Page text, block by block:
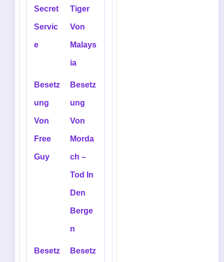
Secret
Servic
e
Tiger
Von
Malays
ia
Besetz
ung
Von
Free
Guy
Besetz
ung
Von
Morda
ch –
Tod In
Den
Berge
n
Besetz Besetz